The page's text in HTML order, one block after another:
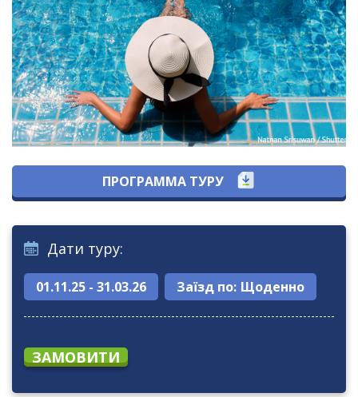
ПРОГРАММА ТУРУ
Дати туру:
01.11.25 - 31.03.26 Заїзд по: Щоденно
ЗАМОВИТИ